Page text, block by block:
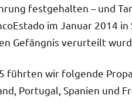
festgehalten – und
im Januar 2014
Gefängnis verurteilt
führten wir folgende
Portugal, Spanien und